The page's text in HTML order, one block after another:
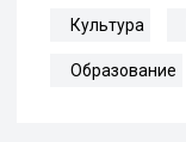
Культура
Образование